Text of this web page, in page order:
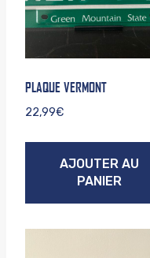
PLAQUE VERMONT
22,99€
AJOUTER AU
PANIER